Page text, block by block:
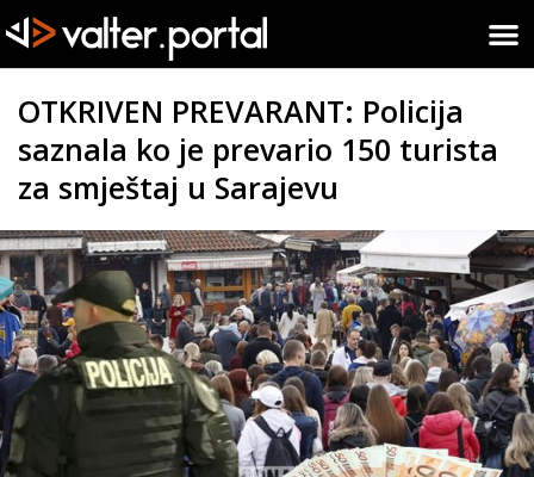
OTKRIVEN PREVARANT: Policija
saznala ko je prevario 150 turista
za smještaj u Sarajevu